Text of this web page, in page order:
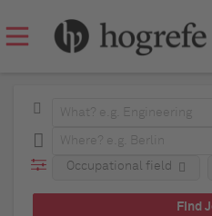
Occupational field